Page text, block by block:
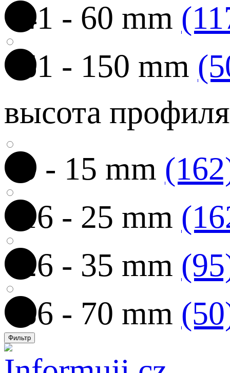
41 - 60 mm
61 - 150 mm
высота профиля
0 - 15 mm
16 - 25 mm
26 - 35 mm
36 - 70 mm
Фильтр